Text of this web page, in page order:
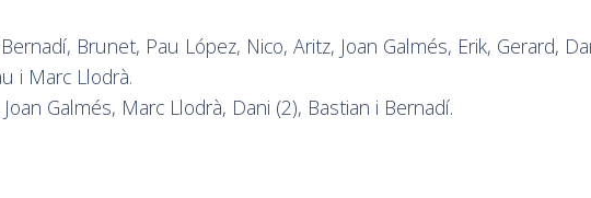
Bernadí, Brunet, Pau López, Nico, Aritz, Joan Galmés, Erik, Gerard,
i Marc Llodrà.
Joan Galmés, Marc Llodrà, Dani (2), Bastian i Bernadí.